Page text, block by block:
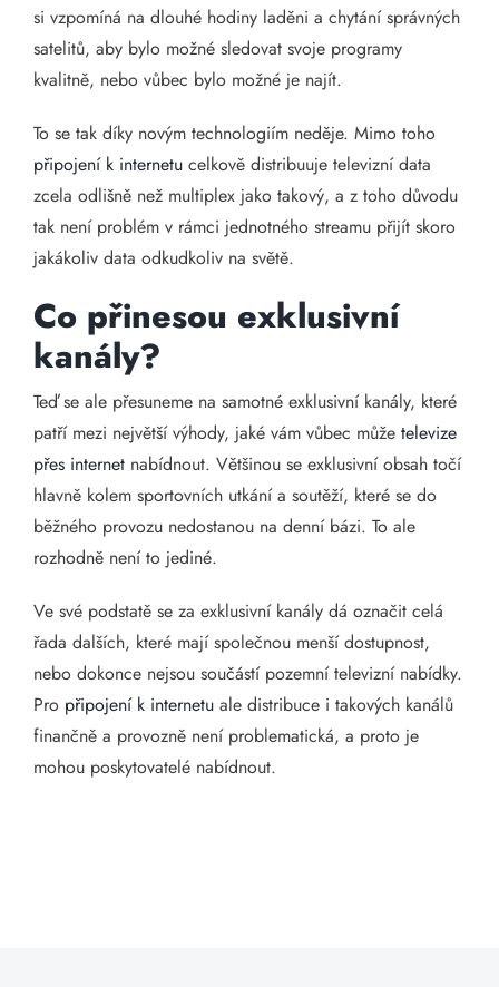
si vzpomíná na dlouhé hodiny laděni a chytání správných
satelitů, aby bylo možné sledovat svoje programy
kvalitně, nebo vůbec bylo možné je najít.
To se tak díky novým technologiím neděje. Mimo toho
připojení k internetu celkově distribuuje televizní data
zcela odlišně než multiplex jako takový, a z toho důvodu
tak není problém v rámci jednotného streamu přijít skoro
jakákoliv data odkudkoliv na světě.
Co přinesou exklusivní
kanály?
Teď se ale přesuneme na samotné exklusivní kanály, které
patří mezi největší výhody, jaké vám vůbec může televize
přes internet nabídnout. Většinou se exklusivní obsah točí
hlavně kolem sportovních utkání a soutěží, které se do
běžného provozu nedostanou na denní bázi. To ale
rozhodně není to jediné.
Ve své podstatě se za exklusivní kanály dá označit celá
řada dalších, které mají společnou menší dostupnost,
nebo dokonce nejsou součástí pozemní televizní nabídky.
Pro připojení k internetu ale distribuce i takových kanálů
finančně a provozně není problematická, a proto je
mohou poskytovatelé nabídnout.